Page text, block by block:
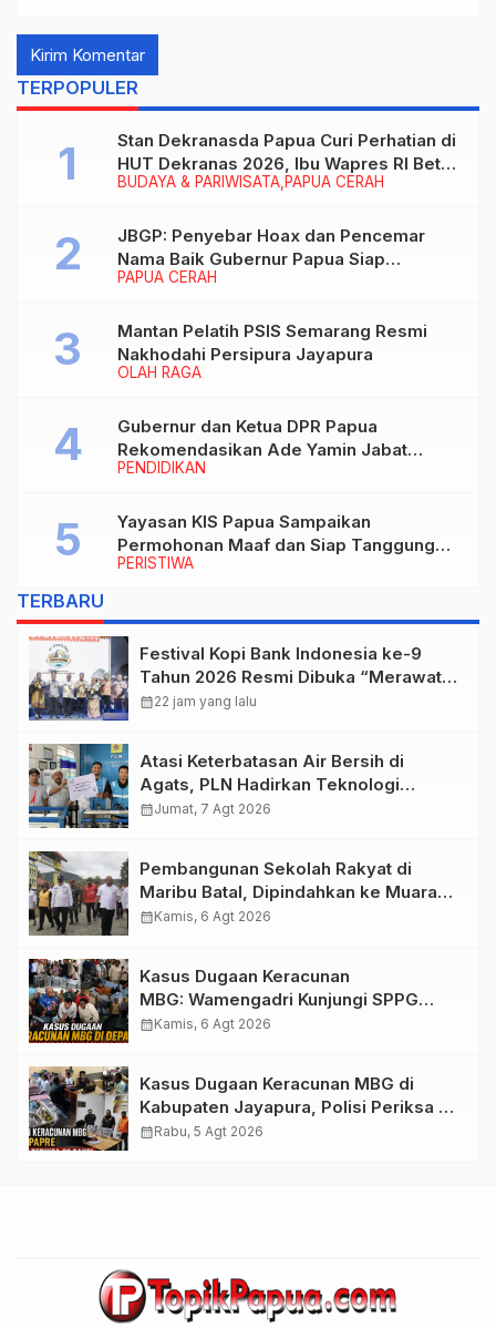
TERPOPULER
BUDAYA & PARIWISATA PAPUA CERAH
Stan Dekranasda Papua Curi Perhatian di
HUT Dekranas 2026, Ibu Wapres RI Betah
Menikmati Karya Perajin
PAPUA CERAH
JBGP: Penyebar Hoax dan Pencemar
Nama Baik Gubernur Papua Siap
Berhadapan dengan Hukum!
OLAH RAGA
Mantan Pelatih PSIS Semarang Resmi
Nakhodahi Persipura Jayapura
PENDIDIKAN
Gubernur dan Ketua DPR Papua
Rekomendasikan Ade Yamin Jabat
Rektor IAIN Fattahul Muluk Papua
PERISTIWA
Yayasan KIS Papua Sampaikan
Permohonan Maaf dan Siap Tanggung
Biaya Korban Dugaan Keracunan MBG di
TERBARU
Festival Kopi Bank Indonesia ke-9
Tahun 2026 Resmi Dibuka “Merawat
Warisan, Membangun Masa Depan
calendar_month22 jam yang lalu
Atasi Keterbatasan Air Bersih di
Agats, PLN Hadirkan Teknologi
Desalinasi untuk Masjid Saiful Al-
calendar_monthJumat, 7 Agt 2026
Pembangunan Sekolah Rakyat di
Maribu Batal, Dipindahkan ke Muara
Tami, Ini Sebabnya
calendar_monthKamis, 6 Agt 2026
Kasus Dugaan Keracunan
MBG: Wamengadri Kunjungi SPPG
Yayasan KIS Papua, Ini yang
calendar_monthKamis, 6 Agt 2026
Kasus Dugaan Keracunan MBG di
Kabupaten Jayapura, Polisi Periksa 30
Orang Saksi
calendar_monthRabu, 5 Agt 2026